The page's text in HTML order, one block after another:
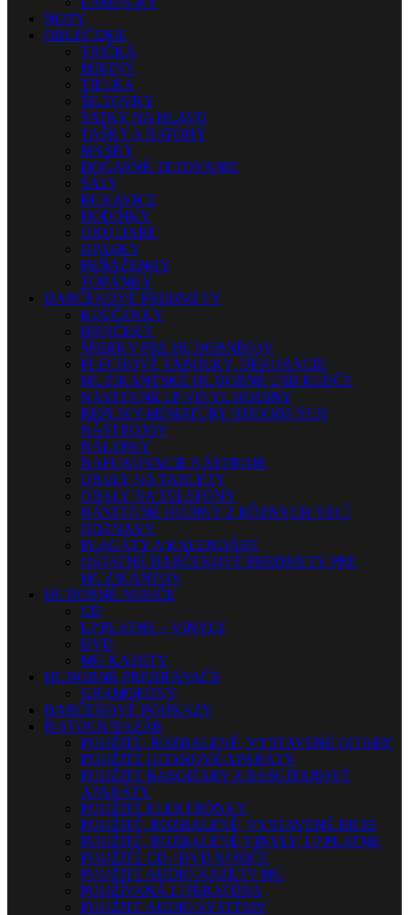
NOTY
OBLEČENIE
TRIČKÁ
MIKINY
TIELKA
ŠILTOVKY
ŠATKY NA HLAVU
TAŠKY A BATOHY
MASKY
DOČASNÉ TETOVANIE
ŠÁLY
RUKAVICE
HODINKY
OKULIARE
OPASKY
PEŇAŽENKY
TOPÁNKY
DARČEKOVÉ PREDMETY
KĽÚČENKY
HRNČEKY
ŠPERKY PRE HUDOBNÍKOV
PLECHOVÉ TABUĽKY, DEKORÁCIE
MUZIKANTSKÉ HUDOBNÉ USB KĽÚČE
NÁSTENNÉ LP VINYL HODINY
REPLIKY-MINIATÚRY HUDOBNÝCH
NÁSTROJOV
NÁLEPKY
NAFUKOVACIE NÁSTROJE
OBALY NA TABLETY
OBALY NA TELEFÓNY
NÁSTENNÉ HODINY Z RÔZNYCH VECÍ
ODZNAKY
PLAGÁTY A KALENDÁRE
OSTATNÉ DARČEKOVÉ PREDMETY PRE
MUZIKANTOV
HUDOBNÉ NOSIČE
CD
LP PLATNE – VINYLY
DVD
MG KAZETY
HUDOBNÉ PREHRÁVAČE
GRAMOFÓNY
DARČEKOVÉ POUKAZY
B-STOCK/BAZÁR
POUŽITÉ, ROZBALENÉ, VYSTAVENÉ GITARY
POUŽITÉ GITAROVÉ APARÁTY
POUŽITÉ BASGITARY A BASGITAROVÉ
APARÁTY
POUŽITÉ ELEKTRÓNKY
POUŽITÉ, ROZBALENÉ, VYSTAVENÉ BICIE
POUŽITÉ, ROZBALENÉ VINYLY, LP PLATNE
POUŽITÉ CD / DVD NOSIČE
POUŽITÉ AUDIO KAZETY MG
POUŽÍVANÁ LITERATÚRA
POUŽITÉ AUDIO SYSTÉMY